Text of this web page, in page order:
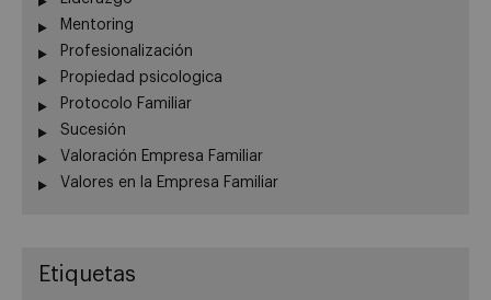
Mentoring
Profesionalización
Propiedad psicologica
Protocolo Familiar
Sucesión
Valoración Empresa Familiar
Valores en la Empresa Familiar
Etiquetas